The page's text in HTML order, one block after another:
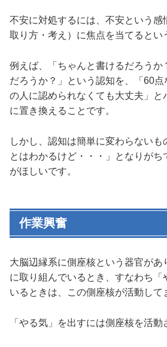
不安に対処するには、不安という感
取り方・考え）に焦点を当てるとい
例えば、「ちゃんと書けるだろうか
だろうか？」という認知を、「60点
の人に認められなくても大丈夫」と
に置き換えることです。
しかし、認知は簡単に変わらないも
とはわかるけど・・・」となりが
がほしいです。
作業興奮
大脳辺縁系に側座核という器官があ
に取り組んでいるとき、すなわち「
いるときは、この側座核が活動して
「やる気」を出すには側座核を活動